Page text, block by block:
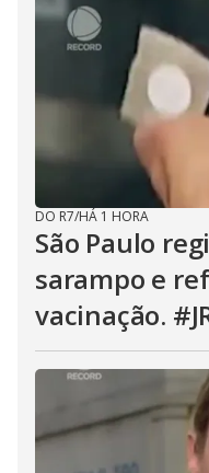
DO R7/HÁ 1 HORA
São Paulo
sarampo e
vacinação.